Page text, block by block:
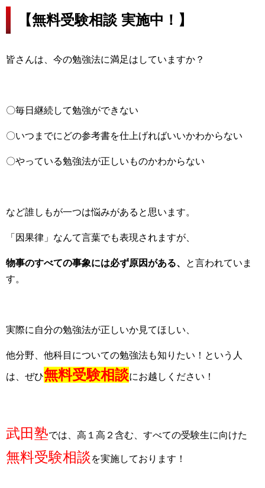
【無料受験相談 実施中！】
皆さんは、今の勉強法に満足はしていますか？
〇毎日継続して勉強ができない
〇いつまでにどの参考書を仕上げればいいかわからない
〇やっている勉強法が正しいものかわからない
など誰しもが一つは悩みがあると思います。
「因果律」なんて言葉でも表現されますが、
物事のすべての事象には必ず原因がある、
と言われていま
す。
実際に自分の勉強法が正しいか見てほしい、
他分野、他科目についての勉強法も知りたい！という人
は、ぜひ無料受験相談にお越しください！
武田塾では、高１高２含む、すべての受験生に向けた
無料受験相談を実施しております！